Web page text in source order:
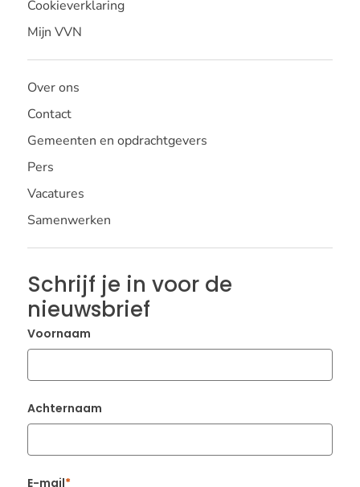
Cookieverklaring
Mijn VVN
Over ons
Contact
Gemeenten en opdrachtgevers
Pers
Vacatures
Samenwerken
Schrijf je in voor de
nieuwsbrief
Voornaam
Achternaam
E-mail